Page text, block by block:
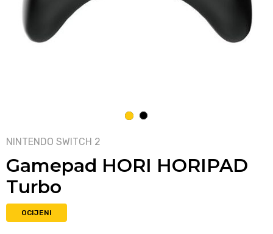
1 2
NINTENDO SWITCH 2
Gamepad HORI HORIPAD
Turbo
OCIJENI